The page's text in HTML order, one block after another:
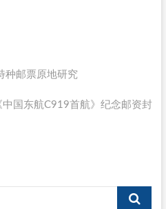
邮票原地研究
国东航C919首航》纪念邮资封